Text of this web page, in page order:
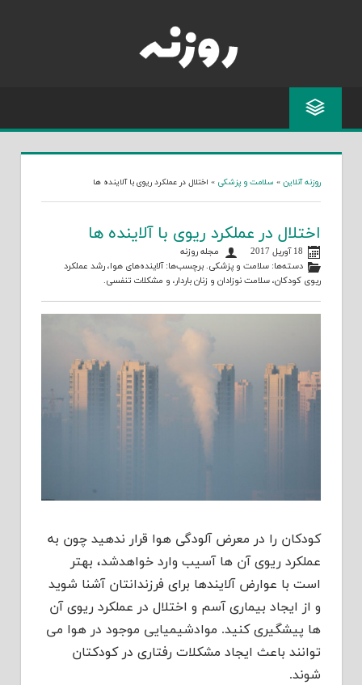
روزنه آنلاین » سلامت و پزشکی » اختلال در عملکرد ریوی با آلاینده ها
اختلال در عملکرد ریوی با آلاینده ها
18 آوریل 2017
مجله روزنه
دسته‌ها:سلامت و پزشکی. برچسب‌ها:آلاینده‌های هوا،رشد عملکرد
ریوی کودکان، سلامت نوزادان و زنان باردار، و مشکلات تنفسی.
کودکان را در معرض آلودگی هوا قرار ندهید چون به
عملکرد ریوی آن ها آسیب وارد خواهدشد، بهتر
است با عوارض آلایندها برای فرزندانتان آشنا شوید
و از ایجاد بیماری آسم و اختلال در عملکرد ریوی آن
ها پیشگیری کنید. موادشیمیایی موجود در هوا می
توانند باعث ایجاد مشکلات رفتاری در کودکتان
شوند.